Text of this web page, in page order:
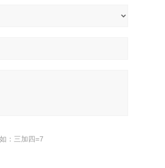
：三加四=7